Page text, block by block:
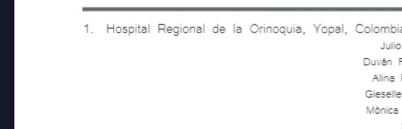
Hospital Regional de la Orinoquia,